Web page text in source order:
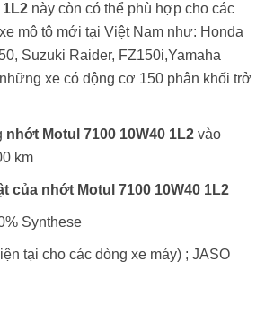
1L2 này còn có thể phù hợp cho các
mô tô mới tại Việt Nam như: Honda
Suzuki Raider, FZ150i,Yamaha
xe có động cơ 150 phân khối trở
nhớt Motul 7100 10W40 1L2 vào
km
của nhớt Motul 7100 10W40 1L2
Synthese
tại cho các dòng xe máy) ; JASO